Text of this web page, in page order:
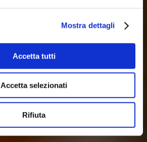
Mostra dettagli
Accetta tutti
Accetta selezionati
Rifiuta